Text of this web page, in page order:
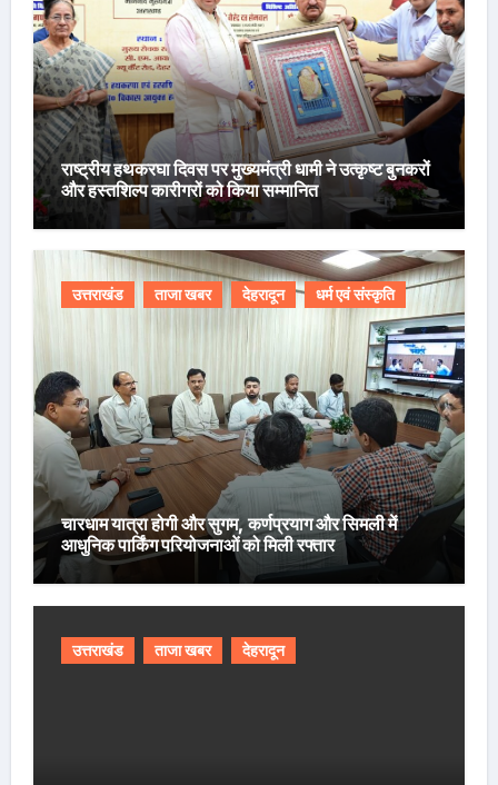
राष्ट्रीय हथकरघा दिवस पर मुख्यमंत्री धामी ने उत्कृष्ट बुनकरों
और हस्तशिल्प कारीगरों को किया सम्मानित
उत्तराखंड ताजा खबर देहरादून धर्म एवं संस्कृति
चारधाम यात्रा होगी और सुगम, कर्णप्रयाग और सिमली में
आधुनिक पार्किंग परियोजनाओं को मिली रफ्तार
उत्तराखंड ताजा खबर देहरादून